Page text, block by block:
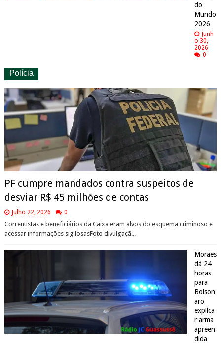
do
Mundo
2026
Junh
o 30,
2026
0
Polícia
PF cumpre mandados contra suspeitos de
desviar R$ 45 milhões de contas
Julho 22, 2026 0
Correntistas e beneficiários da Caixa eram alvos do esquema criminoso e
acessar informações sigilosasFoto divulgaçã...
Moraes
dá 24
horas
para
Bolson
aro
explica
r arma
apreen
dida